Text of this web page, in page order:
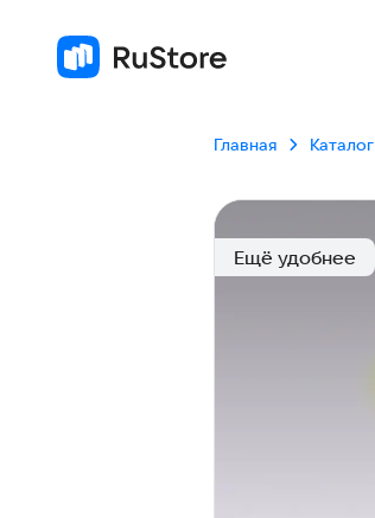
Главная Каталог
Ещё удобнее